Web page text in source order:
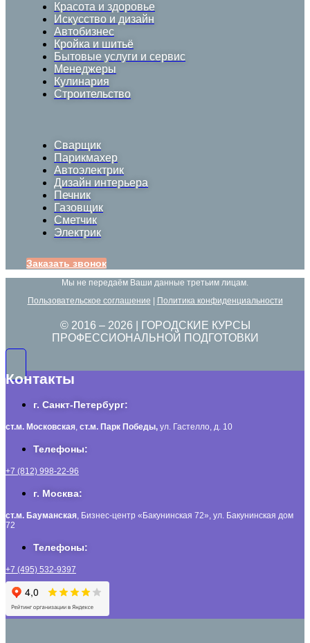
Красота и здоровье
Искусство и дизайн
Автобизнес
Кройка и шитьё
Бытовые услуги и сервис
Менеджеры
Кулинария
Строительство
Сварщик
Парикмахер
Автоэлектрик
Дизайн интерьера
Печник
Газовщик
Сметчик
Электрик
Заказать звонок
Мы не передаём Ваши данные третьим лицам.
Пользовательское соглашение
Политика конфиденциальности
© 2016 – 2026 | ГОРОДСКИЕ КУРСЫ
ПРОФЕССИОНАЛЬНОЙ ПОДГОТОВКИ
Контакты
г. Санкт-Петербург:
ст.м. Московская, ст.м. Парк Победы, ул. Гастелло, д. 10
Телефоны:
+7 (812) 998-22-96
г. Москва:
ст.м. Бауманская, Бизнес-центр «Бакунинская 72», ул. Бакунинская дом
72
Телефоны:
+7 (495) 532-9397